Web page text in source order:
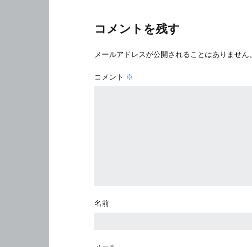
コメントを残す
メールアドレスが公開されることはありません。
コメント ※
名前